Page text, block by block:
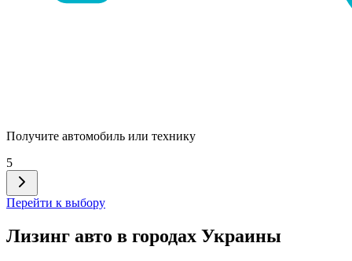
Получите автомобиль или технику
5
Перейти к выбору
Лизинг авто в городах Украины